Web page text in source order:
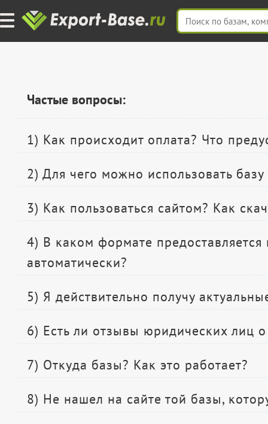
Частые вопросы:
1) Как происходит оплата? Что
2) Для чего можно использовать
3) Как пользоваться сайтом? Как
4) В каком формате
автоматически?
5) Я действительно получу
6) Есть ли отзывы юридических лиц
7) Откуда базы? Как это работает?
8) Не нашел на сайте той базы,